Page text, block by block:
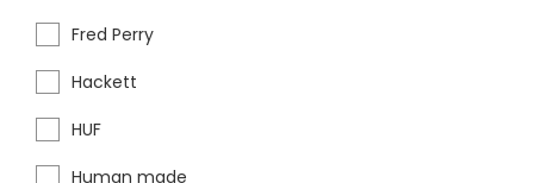
Fred Perry
Hackett
HUF
Human made